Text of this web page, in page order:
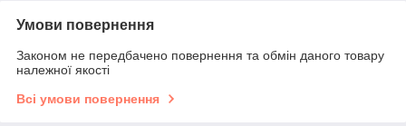
Умови повернення
Законом не передбачено повернення та обмін даного товару
належної якості
Всі умови повернення